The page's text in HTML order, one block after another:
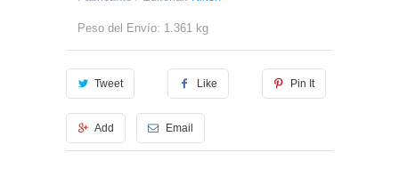
Peso del Envío: 1.361 kg
Tweet Like Pin It
Add Email